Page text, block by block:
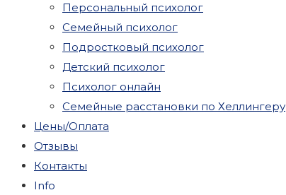
Персональный психолог
Семейный психолог
Подростковый психолог
Детский психолог
Психолог онлайн
Семейные расстановки по Хеллингеру
Цены/Оплата
Отзывы
Контакты
Info